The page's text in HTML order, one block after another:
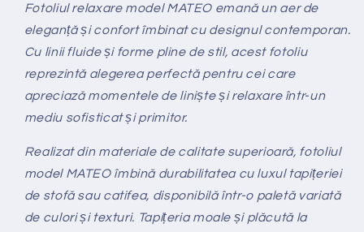
Fotoliul relaxare model MATEO emană un aer de
eleganță și confort îmbinat cu designul contemporan.
Cu linii fluide și forme pline de stil, acest fotoliu
reprezintă alegerea perfectă pentru cei care
apreciază momentele de liniște și relaxare într-un
mediu sofisticat și primitor.
Realizat din materiale de calitate superioară, fotoliul
model MATEO îmbină durabilitatea cu luxul tapițeriei
de stofă sau catifea, disponibilă într-o paletă variată
de culori și texturi. Tapițeria moale și plăcută la